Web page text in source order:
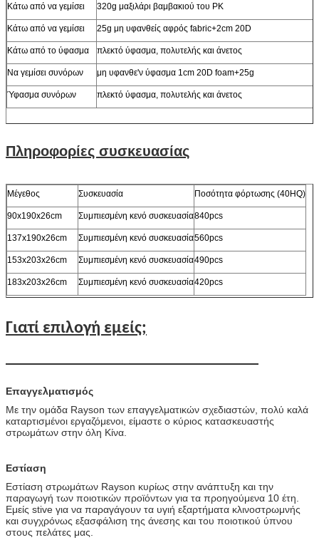
Κάτω από να γεμίσει 320g μαξιλάρι βαμβακιού του PK
Κάτω από να γεμίσει 25g μη υφανθείς αφρός fabric+2cm 20D
Κάτω από το ύφασμα πλεκτό ύφασμα, πολυτελής και άνετος
Να γεμίσει συνόρων μη υφανθε'ν ύφασμα 1cm 20D foam+25g
Ύφασμα συνόρων πλεκτό ύφασμα, πολυτελής και άνετος
Πληροφορίες συσκευασίας
Μέγεθος Συσκευασία Ποσότητα φόρτωσης (40HQ)
90x190x26cm Συμπιεσμένη κενό συσκευασία840pcs
137x190x26cm Συμπιεσμένη κενό συσκευασία560pcs
153x203x26cm Συμπιεσμένη κενό συσκευασία490pcs
183x203x26cm Συμπιεσμένη κενό συσκευασία420pcs
Γιατί επιλογή εμείς;
Επαγγελματισμός
Με την ομάδα Rayson των επαγγελματικών σχεδιαστών, πολύ καλά
καταρτισμένοι εργαζόμενοι, είμαστε ο κύριος κατασκευαστής
στρωμάτων στην όλη Κίνα.
Εστίαση
Εστίαση στρωμάτων Rayson κυρίως στην ανάπτυξη και την
παραγωγή των ποιοτικών προϊόντων για τα προηγούμενα 10 έτη.
Εμείς stive για να παραγάγουν τα υγιή εξαρτήματα κλινοστρωμνής
και συγχρόνως εξασφάλιση της άνεσης και του ποιοτικού ύπνου
στους πελάτες μας.